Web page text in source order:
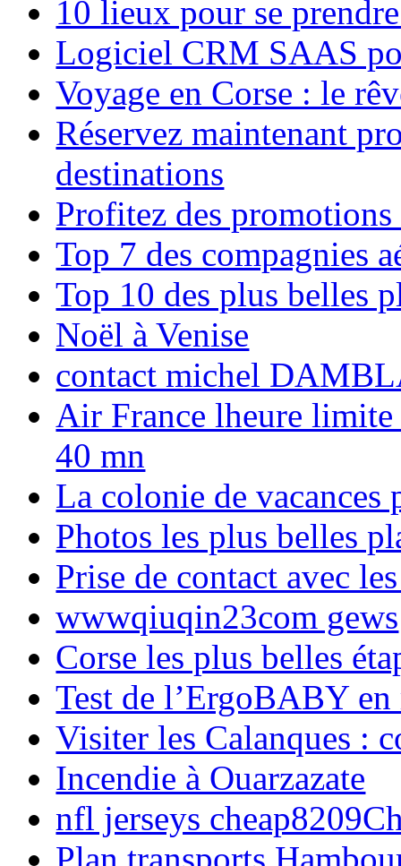
10 lieux pour se
Logiciel CRM SAAS
Voyage en Corse : le
Réservez maintenant
destinations
Profitez des
Top 7 des compagnies
Top 10 des plus belles
Noël à Venise
contact michel
Air France lheure limite
40 mn
La colonie de vacances
Photos les plus belles
Prise de contact avec
wwwqiuqin23com gews
Corse les plus belles
Test de l’ErgoBABY en
Visiter les Calanques :
Incendie à Ouarzazate
nfl jerseys
Plan transports